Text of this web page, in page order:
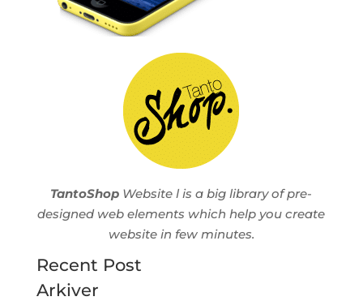
TantoShop Website l is a big library of pre-
designed web elements which help you create
website in few minutes.
Recent Post
Arkiver